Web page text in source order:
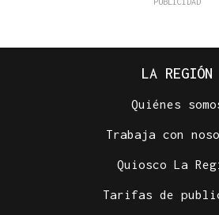
LA REGIÓN
Quiénes
Trabaja con
Quiosco La
Tarifas de